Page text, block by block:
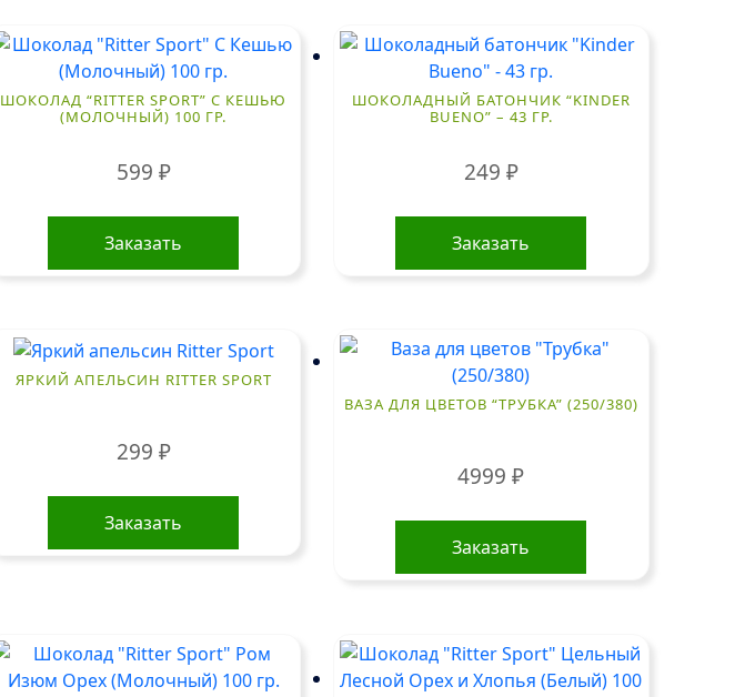
ШОКОЛАД “RITTER SPORT” С КЕШЬЮ
(МОЛОЧНЫЙ) 100 ГР.
599 ₽
Заказать
ШОКОЛАДНЫЙ БАТОНЧИК “KINDER
BUENO” – 43 ГР.
249 ₽
Заказать
ЯРКИЙ АПЕЛЬСИН RITTER SPORT
299 ₽
Заказать
ВАЗА ДЛЯ ЦВЕТОВ “ТРУБКА” (250/380)
4999₽
Заказать